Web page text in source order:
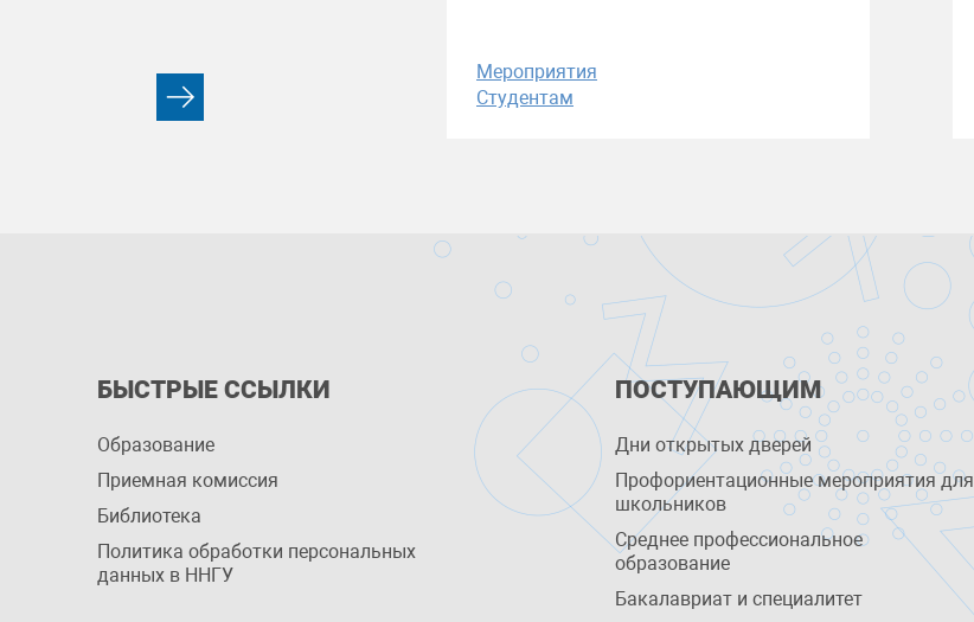
Мероприятия
Студентам
БЫСТРЫЕ ССЫЛКИ
Образование
Приемная комиссия
Библиотека
Политика обработки персональных
данных в ННГУ
ПОСТУПАЮЩИМ
Дни открытых дверей
Профориентационные мероприятия для
школьников
Среднее профессиональное
образование
Бакалавриат и специалитет